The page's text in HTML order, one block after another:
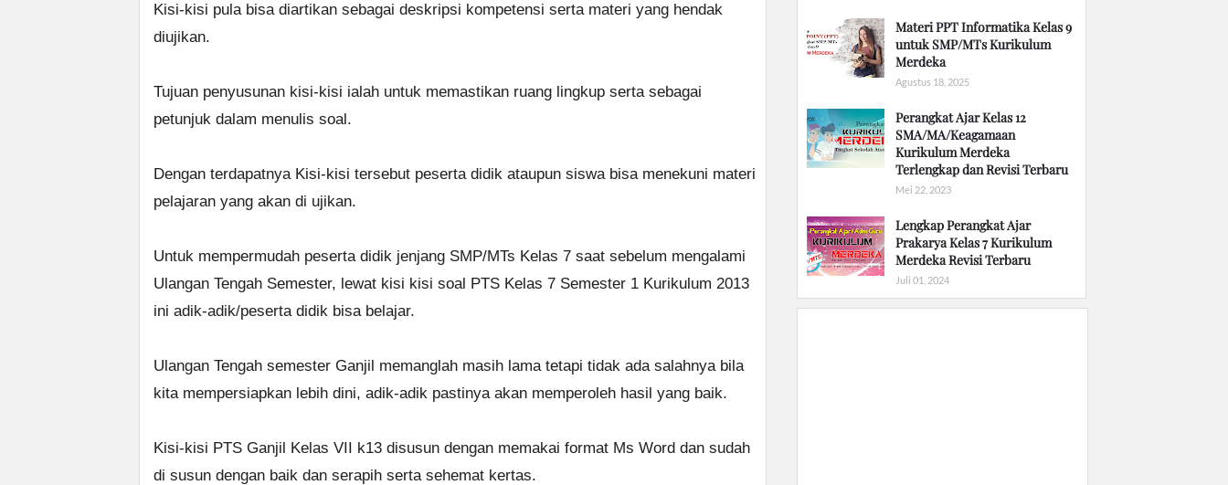
Kisi-kisi pula bisa diartikan sebagai deskripsi kompetensi serta materi yang hendak
diujikan.
Tujuan penyusunan kisi-kisi ialah untuk memastikan ruang lingkup serta sebagai
petunjuk dalam menulis soal.
Dengan terdapatnya Kisi-kisi tersebut peserta didik ataupun siswa bisa menekuni materi
pelajaran yang akan di ujikan.
Untuk mempermudah peserta didik jenjang SMP/MTs Kelas 7 saat sebelum mengalami
Ulangan Tengah Semester, lewat kisi kisi soal PTS Kelas 7 Semester 1 Kurikulum 2013
ini adik-adik/peserta didik bisa belajar.
Ulangan Tengah semester Ganjil memanglah masih lama tetapi tidak ada salahnya bila
kita mempersiapkan lebih dini, adik-adik pastinya akan memperoleh hasil yang baik.
Kisi-kisi PTS Ganjil Kelas VII k13 disusun dengan memakai format Ms Word dan sudah
di susun dengan baik dan serapih serta sehemat kertas.
Materi PPT Informatika Kelas 9
untuk SMP/MTs Kurikulum
Merdeka
Agustus 18, 2025
Perangkat Ajar Kelas 12
SMA/MA/Keagamaan
Kurikulum Merdeka
Terlengkap dan Revisi Terbaru
Mei 22, 2023
Lengkap Perangkat Ajar
Prakarya Kelas 7 Kurikulum
Merdeka Revisi Terbaru
Juli 01, 2024